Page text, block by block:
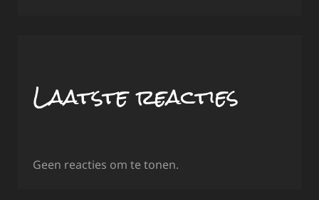
Laatste reacties
Geen reacties om te tonen.